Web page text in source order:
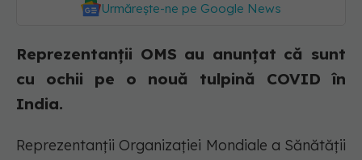
Urmărește-ne pe Google News
Reprezentanții OMS au anunțat că sunt
cu ochii pe o nouă tulpină COVID în
India.
Reprezentanții Organizației Mondiale a Sănătății